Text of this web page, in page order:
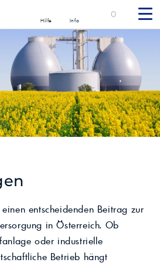
Hilfe Info
0
entscheidenden Beitrag zur
in Österreich. Ob
oder industrielle
Betrieb hängt